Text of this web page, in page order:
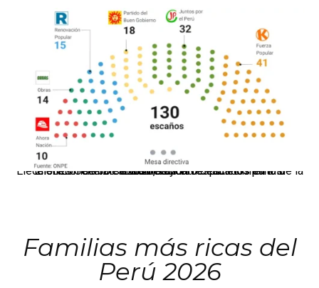
El JNE oficializó la distribución de escaños para la elección de 60 senadores y 130 diputados en las Elecciones Generales 2026, tras el restablecimiento de la Bicameralidad.
Familias más ricas del
Perú 2026